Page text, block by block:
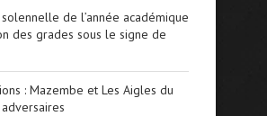
de l’année académique
des grades sous le signe de
: Mazembe et Les Aigles du